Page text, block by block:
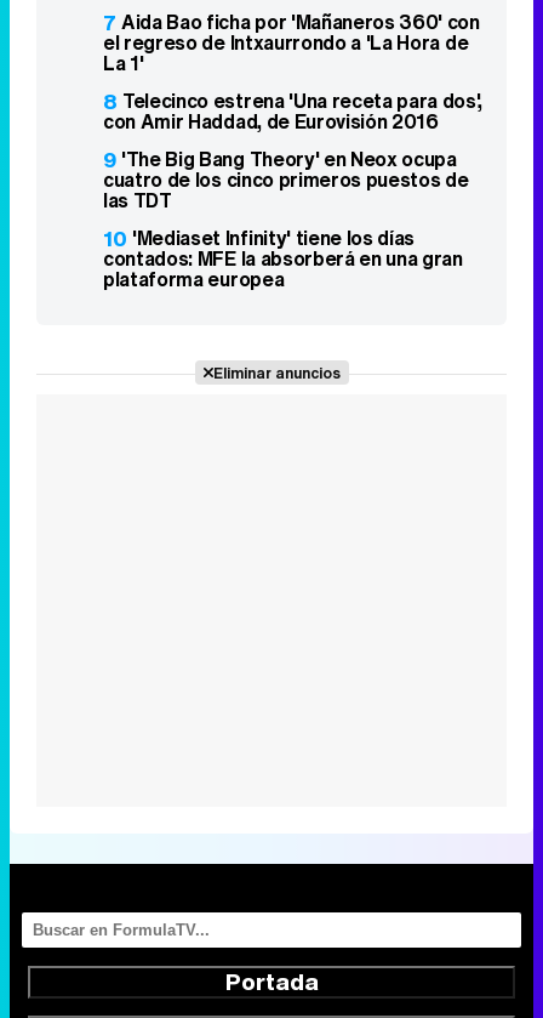
7 Aida Bao ficha por 'Mañaneros 360' con
el regreso de Intxaurrondo a 'La Hora de
La 1'
8 Telecinco estrena 'Una receta para dos',
con Amir Haddad, de Eurovisión 2016
9 'The Big Bang Theory' en Neox ocupa
cuatro de los cinco primeros puestos de
las TDT
10 'Mediaset Infinity' tiene los días
contados: MFE la absorberá en una gran
plataforma europea
Eliminar anuncios
Portada